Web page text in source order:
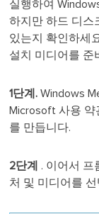
실행하여
하지만 하드 디스
있는지 확인하세
설치 미디어를 준
1단계. Windows
Microsoft 사용 약
를 만듭니다.
2단계
. 이어서 프
처 및 미디어를